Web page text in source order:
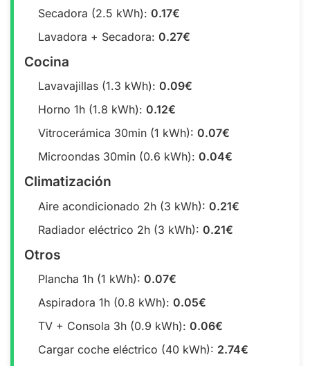
Secadora (2.5 kWh): 0.17€
Lavadora + Secadora: 0.27€
Cocina
Lavavajillas (1.3 kWh): 0.09€
Horno 1h (1.8 kWh): 0.12€
Vitrocerámica 30min (1 kWh): 0.07€
Microondas 30min (0.6 kWh): 0.04€
Climatización
Aire acondicionado 2h (3 kWh): 0.21€
Radiador eléctrico 2h (3 kWh): 0.21€
Otros
Plancha 1h (1 kWh): 0.07€
Aspiradora 1h (0.8 kWh): 0.05€
TV + Consola 3h (0.9 kWh): 0.06€
Cargar coche eléctrico (40 kWh): 2.74€